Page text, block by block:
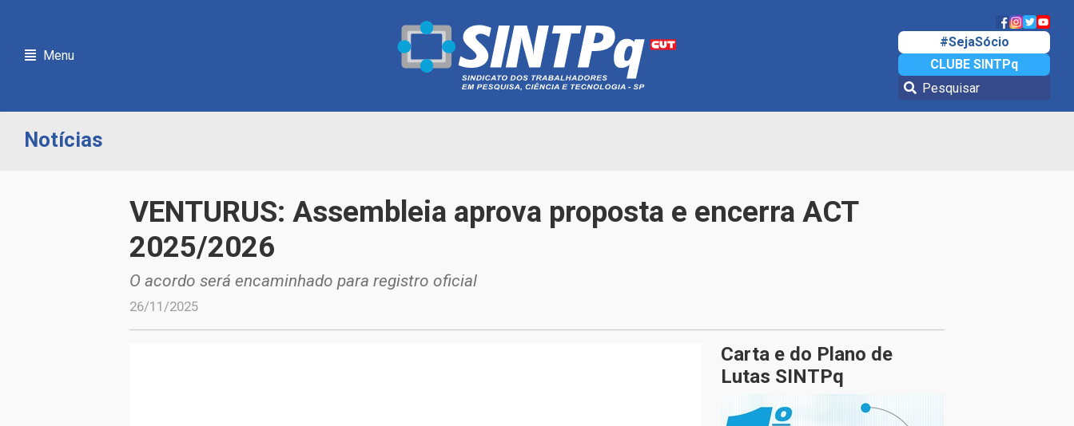
Menu
#SejaSócio
CLUBE SINTPq
Notícias
VENTURUS: Assembleia aprova proposta e encerra ACT
2025/2026
O acordo será encaminhado para registro oficial
26/11/2025
Carta e do Plano de
Lutas SINTPq